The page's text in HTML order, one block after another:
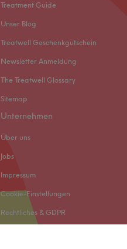
Treatment Guide
Unser Blog
Treatwell Geschenkgutschein
Newsletter Anmeldung
The Treatwell Glossary
Sitemap
Unternehmen
Über uns
Jobs
Impressum
Cookie-Einstellungen
Rechtliches & GDPR